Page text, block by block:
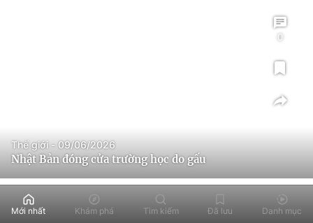
Nhật Bản đóng cửa trường học do gấu
Thế giới - 09/06/2026
0
Mới nhất Khám phá Tìm kiếm Đã lưu Danh mục